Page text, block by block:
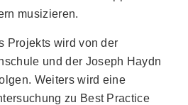
musizieren.
Projekts wird von der
und der Joseph Haydn
Weiters wird eine
zu Best Practice